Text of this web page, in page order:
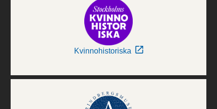
Kvinnohistoriska